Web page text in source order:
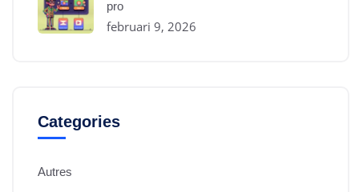
pro
februari 9, 2026
Categories
Autres